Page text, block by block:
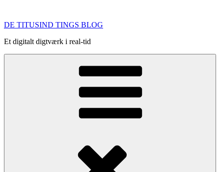
indhold
DE TITUSIND TINGS BLOG
Et digitalt digtværk i real-tid